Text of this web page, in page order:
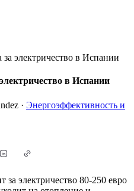
электричество в Испании
в Испании
· Энергоэффективность и
за электричество 80-250 евро